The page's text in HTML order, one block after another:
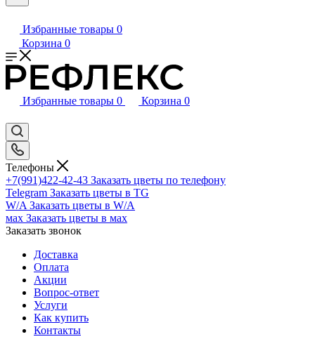
Избранные товары 0
Корзина 0
Избранные товары 0 Корзина 0
Телефоны
+7(991)422-42-43 Заказать цветы по телефону
Telegram Заказать цветы в TG
W/A Заказать цветы в W/A
мах Заказать цветы в мах
Заказать звонок
Доставка
Оплата
Акции
Вопрос-ответ
Услуги
Как купить
Контакты